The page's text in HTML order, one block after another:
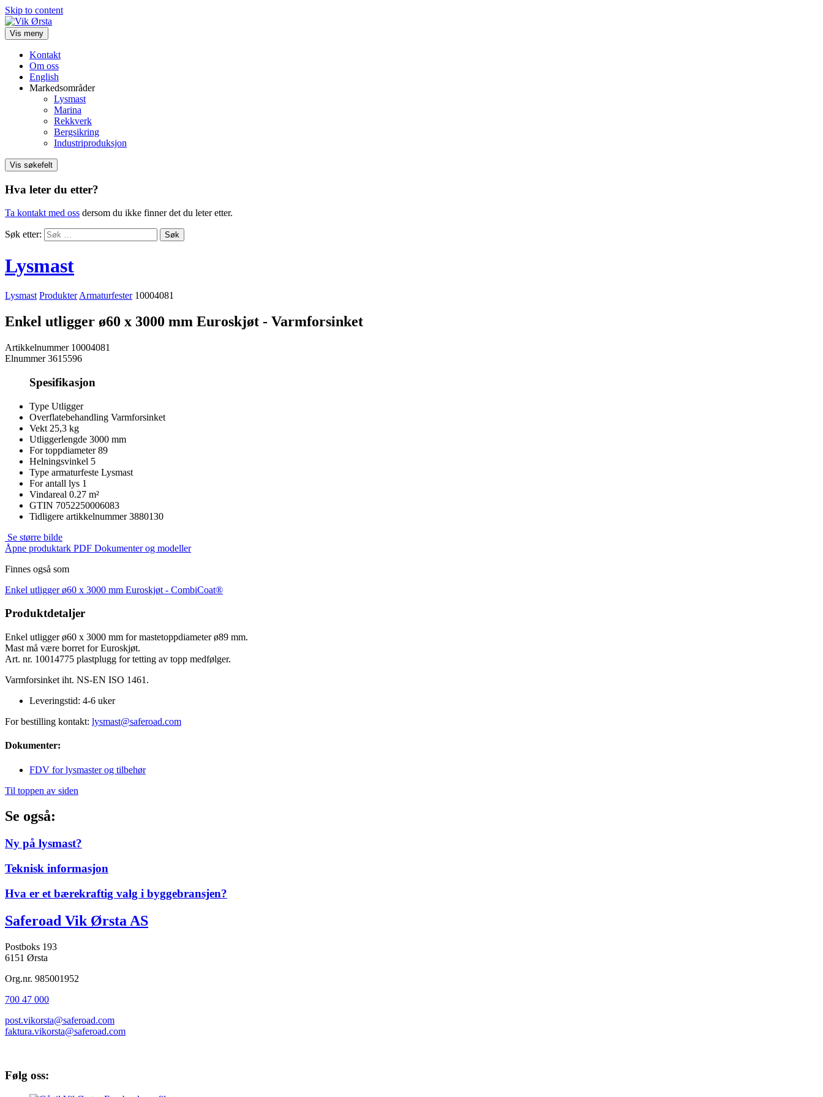
Skip to content
Vis meny
Kontakt
Om oss
English
Markedsområder
Lysmast
Marina
Rekkverk
Bergsikring
Industriproduksjon
Vis søkefelt
Hva leter du etter?
Ta kontakt med oss dersom du ikke finner det du leter etter.
Søk etter:
Lysmast
Lysmast Produkter Armaturfester 10004081
Enkel utligger ø60 x 3000 mm Euroskjøt - Varmforsinket
Artikkelnummer 10004081
Elnummer 3615596
Spesifikasjon
Type Utligger
Overflatebehandling Varmforsinket
Vekt 25,3 kg
Utliggerlengde 3000 mm
For toppdiameter 89
Helningsvinkel 5
Type armaturfeste Lysmast
For antall lys 1
Vindareal 0.27 m²
GTIN 7052250006083
Tidligere artikkelnummer 3880130
Se større bilde
Åpne produktark PDF Dokumenter og modeller
Finnes også som
Enkel utligger ø60 x 3000 mm Euroskjøt - CombiCoat®
Produktdetaljer
Enkel utligger ø60 x 3000 mm for mastetoppdiameter ø89 mm.
Mast må være borret for Euroskjøt.
Art. nr. 10014775 plastplugg for tetting av topp medfølger.
Varmforsinket iht. NS-EN ISO 1461.
Leveringstid: 4-6 uker
For bestilling kontakt: lysmast@saferoad.com
Dokumenter:
FDV for lysmaster og tilbehør
Til toppen av siden
Se også:
Ny på lysmast?
Teknisk informasjon
Hva er et bærekraftig valg i byggebransjen?
Saferoad Vik Ørsta AS
Postboks 193
6151 Ørsta
Org.nr. 985001952
700 47 000
post.vikorsta@saferoad.com
faktura.vikorsta@saferoad.com
Følg oss: